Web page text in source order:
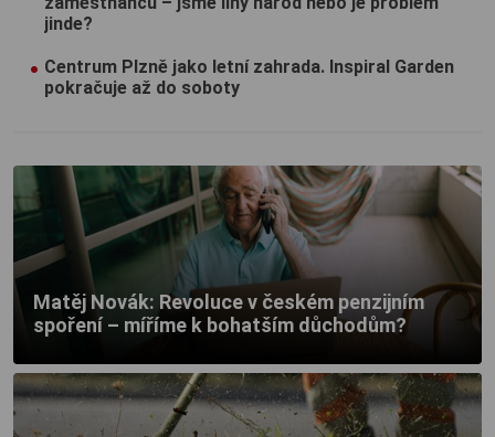
jinde?
Centrum Plzně jako letní zahrada. Inspiral Garden
pokračuje až do soboty
Matěj Novák: Revoluce v českém penzijním
spoření – míříme k bohatším důchodům?